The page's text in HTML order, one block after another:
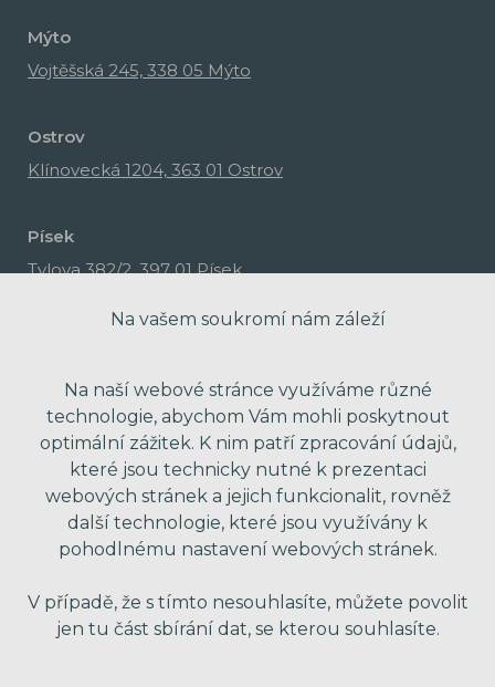
Mýto
Vojtěšská 245, 338 05 Mýto
Ostrov
Klínovecká 1204, 363 01 Ostrov
Písek
Tylova 382/2, 397 01 Písek
Na vašem soukromí nám záleží
Na naší webové stránce využíváme různé
technologie, abychom Vám mohli poskytnout
optimální zážitek. K nim patří zpracování údajů,
které jsou technicky nutné k prezentaci
webových stránek a jejich funkcionalit, rovněž
další technologie, které jsou využívány k
pohodlnému nastavení webových stránek.
V případě, že s tímto nesouhlasíte, můžete povolit
jen tu část sbírání dat, se kterou souhlasíte.